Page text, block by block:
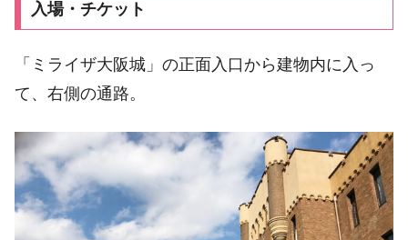
入場・チケット
「ミライザ大阪城」の正面入口から建物内に入っ
て、右側の通路。